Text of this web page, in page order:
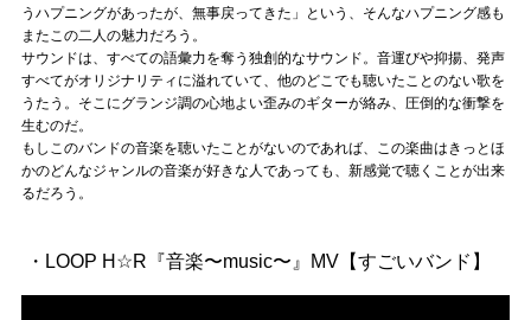
うハプニングがあったが、無事戻ってきた」という、そんなハプニング感も
またこの二人の魅力だろう。
サウンドは、すべての語彙力を奪う独創的なサウンド。音運びや抑揚、発声
すべてがオリジナリティに溢れていて、他のどこでも聴いたことのない歌を
うたう。そこにグランジ調の心地よい歪みのギターが絡み、圧倒的な衝撃を
生むのだ。
もしこのバンドの音楽を聴いたことがないのであれば、この楽曲はきっとほ
かのどんなジャンルの音楽が好きな人であっても、新感覚で聴くことが出来
るだろう。
・LOOP H☆R『音楽〜music〜』MV【すごいバンド】